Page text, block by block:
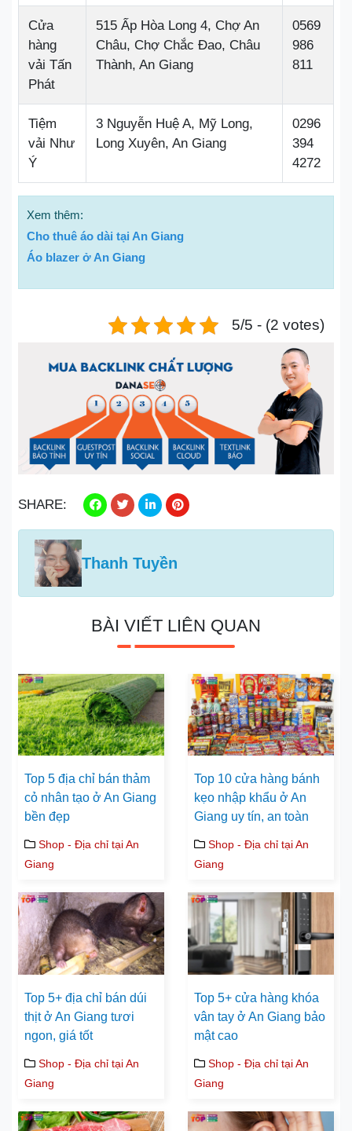
Cửa
hàng
vải Tấn
Phát
515 Ấp Hòa Long 4, Chợ An
Châu, Chợ Chắc Đao, Châu
Thành, An Giang
0569
986
811
Tiệm
vải Như
Ý
3 Nguyễn Huệ A, Mỹ Long,
Long Xuyên, An Giang
0296
394
4272
Xem thêm:
Cho thuê áo dài tại An Giang
Áo blazer ở An Giang
5/5 - (2 votes)
SHARE:
Thanh Tuyền
BÀI VIẾT LIÊN QUAN
Top 5 địa chỉ bán thảm
cỏ nhân tạo ở An Giang
bền đẹp
Shop - Địa chỉ tại An
Giang
Top 10 cửa hàng bánh
kẹo nhập khẩu ở An
Giang uy tín, an toàn
Shop - Địa chỉ tại An
Giang
Top 5+ địa chỉ bán dúi
thịt ở An Giang tươi
ngon, giá tốt
Shop - Địa chỉ tại An
Giang
Top 5+ cửa hàng khóa
vân tay ở An Giang bảo
mật cao
Shop - Địa chỉ tại An
Giang